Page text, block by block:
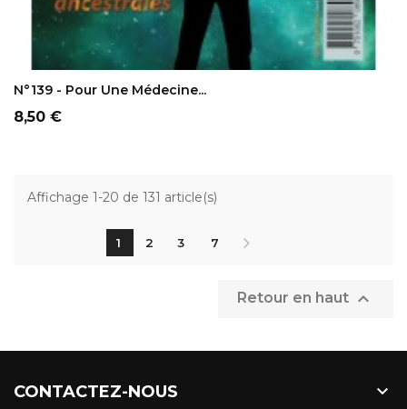
AJOUTER AU PANIER
N°139 - Pour Une Médecine...
Prix
8,50 €
Affichage 1-20 de 131 article(s)
1 2 3 7
Retour en haut 
CONTACTEZ-NOUS 